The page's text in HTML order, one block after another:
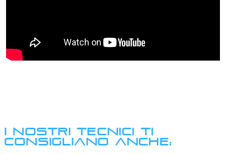
I NOSTRI TECNICI TI
CONSIGLIANO ANCHE: